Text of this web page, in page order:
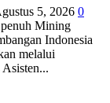
5, 2026 0
Mining
Indonesia
melalui